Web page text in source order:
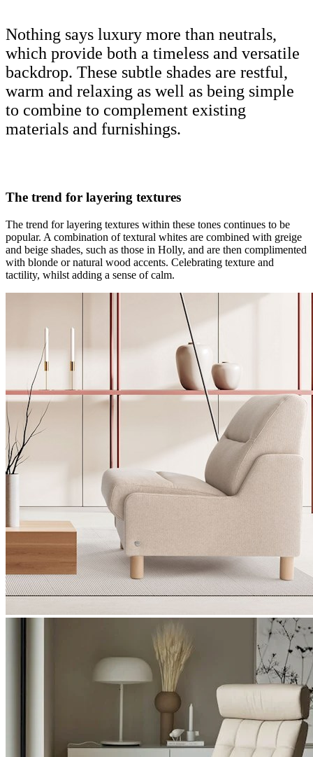
Nothing says luxury more than neutrals,
which provide both a timeless and versatile
backdrop. These subtle shades are restful,
warm and relaxing as well as being simple
to combine to complement existing
materials and furnishings.
The trend for layering textures
The trend for layering textures within these tones continues to be
popular. A combination of textural whites are combined with greige
and beige shades, such as those in Holly, and are then complimented
with blonde or natural wood accents. Celebrating texture and
tactility, whilst adding a sense of calm.